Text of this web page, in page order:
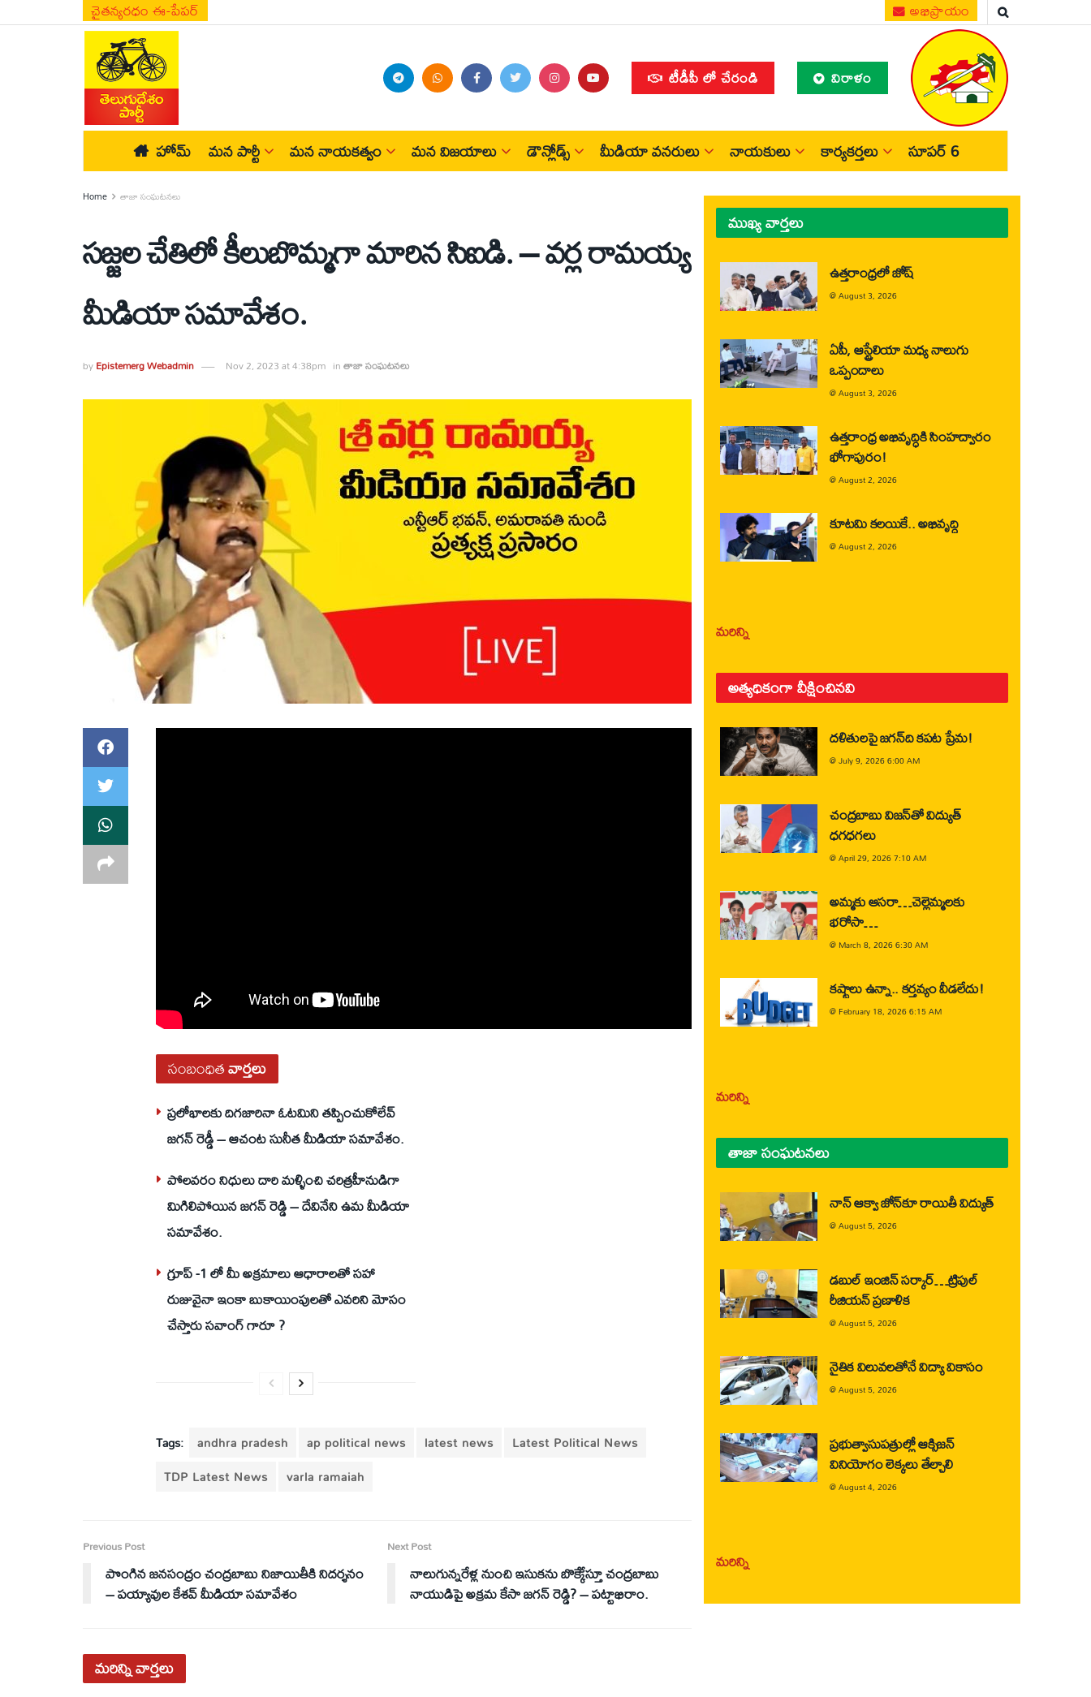
చైతన్యరధం ఈ-పేపర్ అభిప్రాయం
టీడీపీ లో చేరండి విరాళం
హోమ్ మన పార్టీ మన నాయకత్వం మన విజయాలు డౌన్లోడ్స్ మీడియా వనరులు నాయకులు కార్యకర్తలు సూపర్ 6
Home తాజా సంఘటనలు
సజ్జల చేతిలో కీలుబొమ్మగా మారిన సిఐడి. – వర్ల రామయ్య
మీడియా సమావేశం.
byEpistemerg Webadmin Nov 2, 2023 at 4:38pm inతాజా సంఘటనలు
సంబంధితవార్తలు
ప్రలోభాలకు దిగజారినా ఓటమిని తప్పించుకోలేవ్
జగన్ రెడ్డీ – ఆచంట సునీత మీడియా సమావేశం.
పోలవరం నిధులు దారి మళ్ళించి చరిత్రహీనుడిగా
మిగిలిపోయిన జగన్ రెడ్డి – దేవినేని ఉమ మీడియా
సమావేశం.
గ్రూప్ -1 లో మీ అక్రమాలు ఆధారాలతో సహా
రుజువైనా ఇంకా బుకాయింపులతో ఎవరిని మోసం
చేస్తారు సవాంగ్ గారూ ?
Tags: andhra pradesh ap political news latest news
Latest Political News
TDP Latest News
varla ramaiah
Previous Post
పొంగిన జనసంద్రం చంద్రబాబు నిజాయితీకి నిదర్శనం
– పయ్యావుల కేశవ్ మీడియా సమావేశం
Next Post
నాలుగున్నరేళ్ల నుంచి ఇసుకను బొక్కేేస్తూ చంద్రబాబు
నాయుడిపై అక్రమ కేసా జగన్ రెడ్డి? – పట్టాభిరాం.
మరిన్నివార్తలు
ముఖ్య వార్తలు
ఉత్తరాంధ్రలో జోష్
@August 3, 2026
ఏపీ, ఆస్ట్రేలియా మధ్య నాలుగు
ఒప్పందాలు
@August 3, 2026
ఉత్తరాంధ్ర అభివృద్ధికి సింహద్వారం
భోగాపురం!
@August 2, 2026
కూటమి కలయికే.. అభివృద్ధి
@August 2, 2026
మరిన్ని
అత్యధికంగా వీక్షించినవి
దళితులపై జగన్‌ది కపట ప్రేమ!
@July 9, 2026 6:00 AM
చంద్రబాబు విజన్‌తో విద్యుత్
ధగధగలు
@April 29, 2026 7:10 AM
అమ్మకు ఆసరా…చెల్లెమ్మలకు
భరోసా…
@ March 8, 2026 6:30 AM
కష్టాలు ఉన్నా.. కర్తవ్యం వీడలేదు!
@February 18, 2026 6:15 AM
మరిన్ని
తాజా సంఘటనలు
నాన్ ఆక్వా జోన్‌కూ రాయితీ విద్యుత్
@August 5, 2026
డబుల్ ఇంజిన్ సర్కార్…ట్రిపుల్
రీజియన్ ప్రణాళిక
@August 5, 2026
నైతిక విలువలతోనే విద్యా వికాసం
@August 5, 2026
ప్రభుత్వాసుపత్రుల్లో ఆక్సిజన్
వినియోగం లెక్కలు తేల్చాలి
@August 4, 2026
మరిన్ని